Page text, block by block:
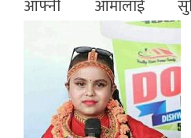
आफ्नी आमालाई